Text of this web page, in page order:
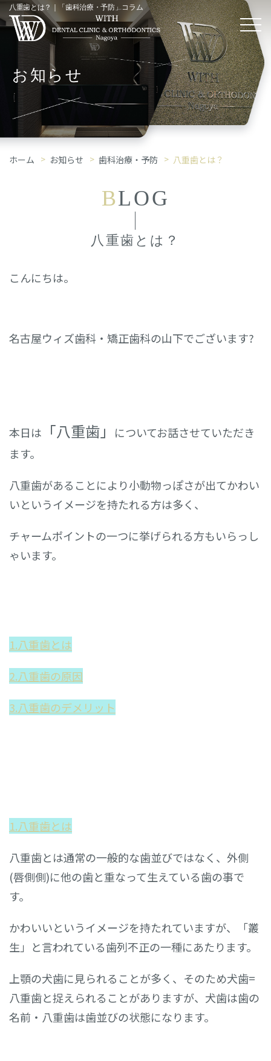
八重歯とは？｜「歯科治療・予防」コラム
お知らせ
ホーム お知らせ 歯科治療・予防 八重歯とは？
BLOG
八重歯とは？
こんにちは。
名古屋ウィズ歯科・矯正歯科の山下でございます?
本日は 「八重歯」
についてお話させていただき
ます。
八重歯があることにより小動物っぽさが出てかわい
いというイメージを持たれる方は多く、
チャームポイントの一つに挙げられる方もいらっし
ゃいます。
1.八重歯とは
2.八重歯の原因
3.八重歯のデメリット
1.八重歯とは
八重歯とは通常の一般的な歯並びではなく、外側
(唇側側)に他の歯と重なって生えている歯の事で
す。
かわいいというイメージを持たれていますが、「叢
生」と言われている歯列不正の一種にあたります。
上顎の犬歯に見られることが多く、そのため犬歯=
八重歯と捉えられることがありますが、犬歯は歯の
名前・八重歯は歯並びの状態になります。